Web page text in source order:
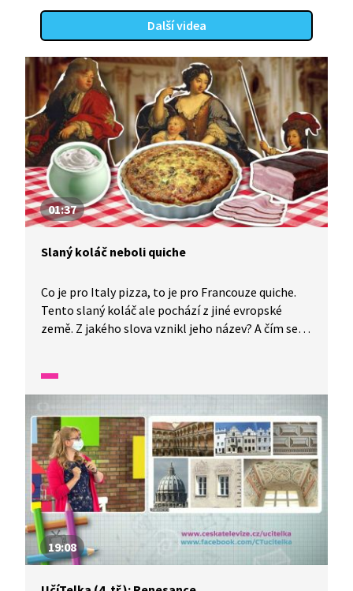
Další videa
01:37
Slaný koláč neboli quiche
Co je pro Italy pizza, to je pro Francouze quiche.
Tento slaný koláč ale pochází z jiné evropské
země. Z jakého slova vznikl jeho název? A čím se
19:08